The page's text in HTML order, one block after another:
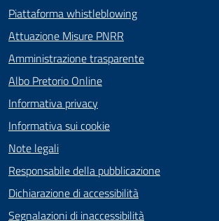
Piattaforma whistleblowing
Attuazione Misure PNRR
Amministrazione trasparente
Albo Pretorio Online
Informativa privacy
Informativa sui cookie
Note legali
Responsabile della pubblicazione
Dichiarazione di accessibilità
Segnalazioni di inaccessibilità